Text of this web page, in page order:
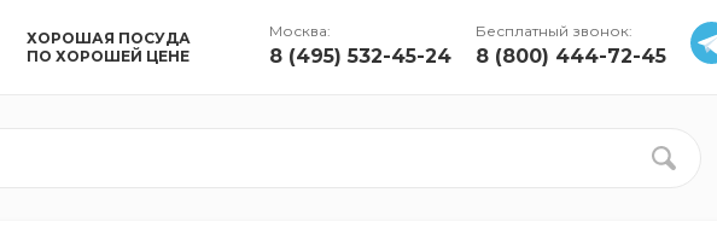
ХОРОШАЯ ПОСУДА
ПО ХОРОШЕЙ ЦЕНЕ
Москва:
8 (495) 532-45-24
Бесплатный звонок:
8 (800) 444-72-45